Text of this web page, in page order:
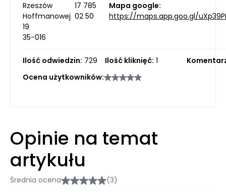
Rzeszów
Hoffmanowej
19
35-016
17 785
02 50
Mapa google:
https://maps.app.goo.gl/
Ilość odwiedzin: 729 Ilość kliknięć: 1
Ocena użytkowników:
Opinie na temat
artykułu
Średnia ocena (3)